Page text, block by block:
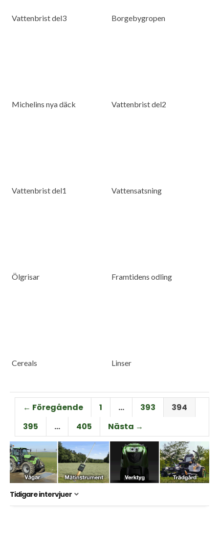
Vattenbrist del3 Borgebygropen
Michelins nya däck Vattenbrist del2
Vattenbrist del1 Vattensatsning
Ölgrisar Framtidens odling
Cereals Linser
← Föregående 1 … 393
394
395
… 405 Nästa →
Tidigare intervjuer